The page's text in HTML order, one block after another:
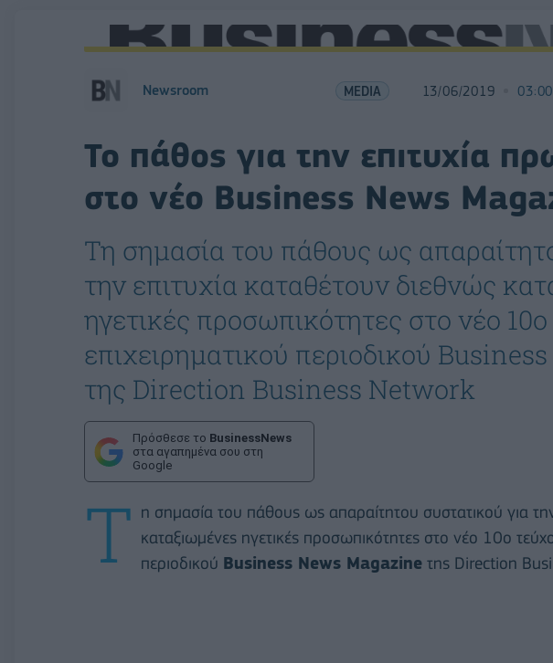
Newsroom MEDIA 13/06/2019 03:00
To πάθος για την επιτυχία
στο νέο Business News
Τη σημασία του πάθους ως
την επιτυχία καταθέτουν διεθνώς
ηγετικές προσωπικότητες στο νέο
επιχειρηματικού περιοδικού
της Direction Business Network
Πρόσθεσε το BusinessNews
στα αγαπημένα σου στη
Google
Τ η σημασία του πάθους ως απαραίτητου συστατικού για
καταξιωμένες ηγετικές προσωπικότητες στο νέο 10ο
περιοδικού Business News Magazine της Direction